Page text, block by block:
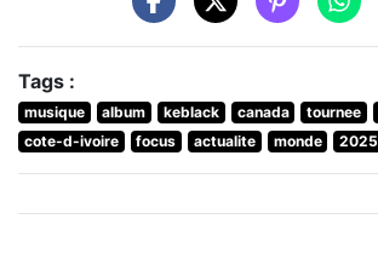
Tags :
musique album keblack canada tournee
cote-d-ivoire
focus actualite monde 2025